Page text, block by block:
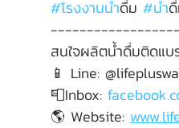
#โรงงานน้ำดื่ม #น
สนใจผลิตน้ำดื่มติดแบ
📱 Line:
📮Inbox:
🌎 Website: